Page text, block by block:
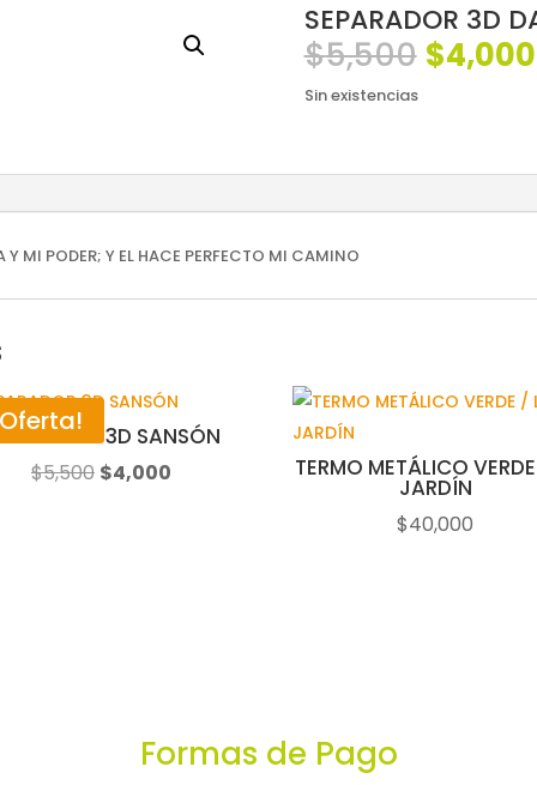
SEPARADOR 3D
$5,500 El
precio
$4,000
Sin existencias
Y MI PODER; Y EL HACE PERFECTO MI CAMINO
3D SANSÓN
$5,500 El
$4,000El
TERMO METÁLICO
JARDÍN
$40,000
Formas de Pago